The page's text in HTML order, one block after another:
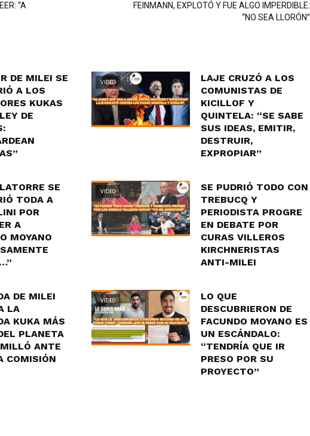
“A
FEINMANN, EXPLOTÓ Y FUE ALGO IMPERDIBLE:
“NO SEA LLORÓN”
DE MILEI SE
A LOS
KUKAS
DE
VIDEO
LAJE CRUZÓ A LOS
COMUNISTAS DE
KICILLOF Y
QUINTELA: “SE SABE
SUS IDEAS, EMITIR,
DESTRUIR,
EXPROPIAR”
SE
TODA A
POR
A
MOYANO
VIDEO
SE PUDRIÓ TODO CON
TREBUCQ Y
PERIODISTA PROGRE
EN DEBATE POR
CURAS VILLEROS
KIRCHNERISTAS
ANTI-MILEI
DE MILEI
LA
KUKA MÁS
PLANETA
ANTE
COMISIÓN
VIDEO
LO QUE
DESCUBRIERON DE
FACUNDO MOYANO ES
UN ESCÁNDALO:
“TENDRÍA QUE IR
PRESO POR SU
PROYECTO”